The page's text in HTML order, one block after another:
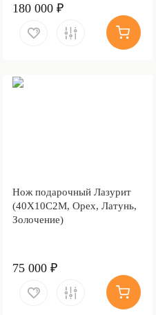
180 000 ₽
Нож подарочный Лазурит
(40Х10С2М, Орех, Латунь,
Золочение)
75 000 ₽